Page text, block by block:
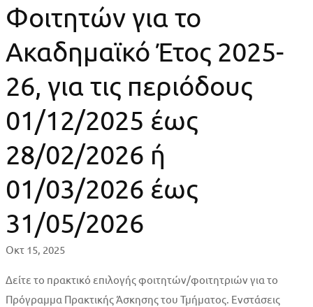
Φοιτητών
για
το
Ακαδημαϊκό
Έτος
2025-
26,
για
τις
περιόδους
Φοιτητών για το
Ακαδημαϊκό Έτος 2025-
26, για τις περιόδους
01/12/2025 έως
28/02/2026 ή
01/03/2026 έως
31/05/2026
Οκτ 15, 2025
Δείτε το πρακτικό επιλογής φοιτητών/φοιτητριών για το
Πρόγραμμα Πρακτικής Άσκησης του Τμήματος. Ενστάσεις